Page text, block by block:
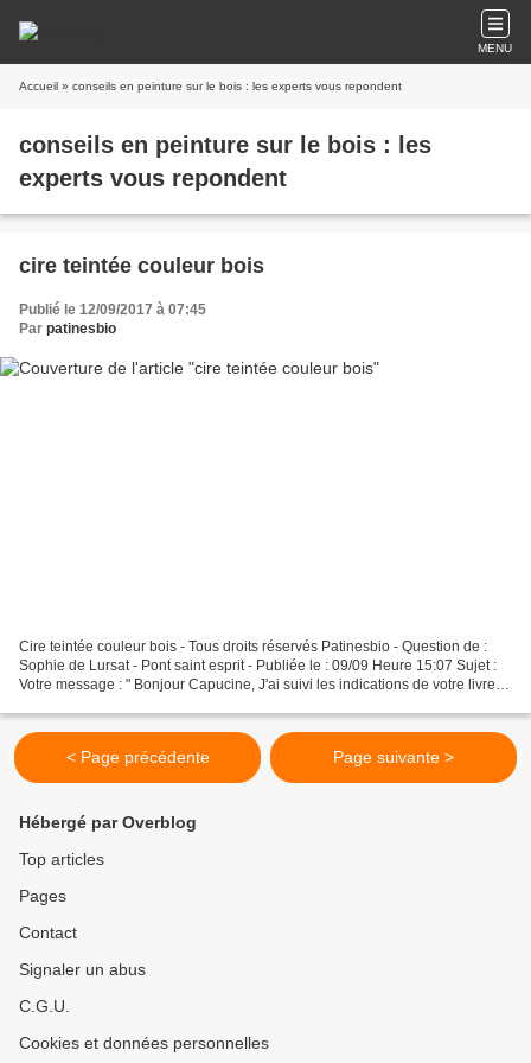
MENU
Accueil » conseils en peinture sur le bois : les experts vous repondent
conseils en peinture sur le bois : les
experts vous repondent
cire teintée couleur bois
Publié le 12/09/2017 à 07:45
Par patinesbio
Cire teintée couleur bois - Tous droits réservés Patinesbio - Question de :
Sophie de Lursat - Pont saint esprit - Publiée le : 09/09 Heure 15:07 Sujet :
Votre message : " Bonjour Capucine, J'ai suivi les indications de votre livre
< Page précédente Page suivante >
Hébergé par Overblog
Top articles
Pages
Contact
Signaler un abus
C.G.U.
Cookies et données personnelles